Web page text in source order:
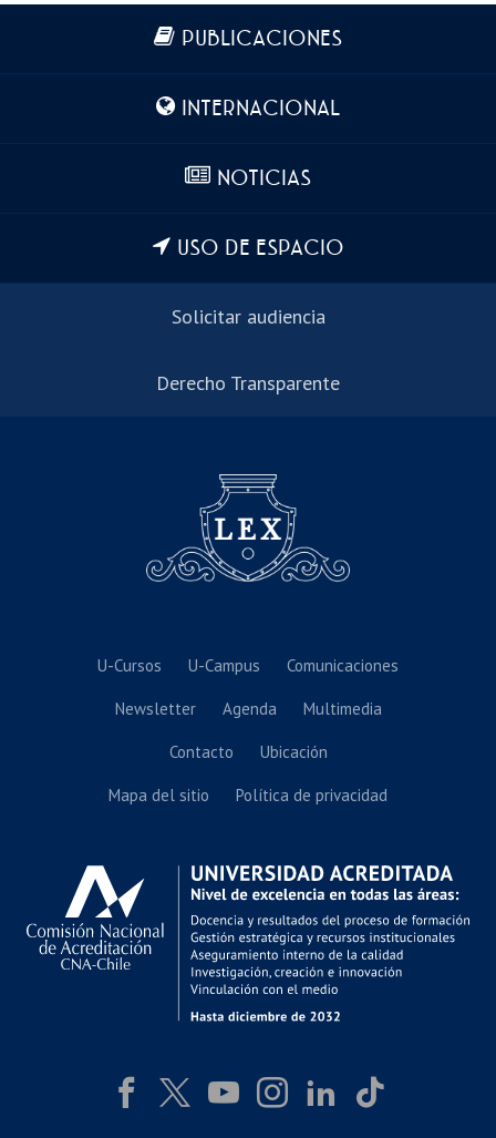
Más información
PUBLICACIONES
INTERNACIONAL
NOTICIAS
USO DE ESPACIO
Solicitar audiencia
Derecho Transparente
U-Cursos U-Campus Comunicaciones
Newsletter Agenda Multimedia
Contacto Ubicación
Mapa del sitio Política de privacidad